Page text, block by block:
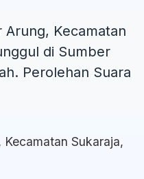
Kecamatan
di Sumber
Perolehan Suara
Kecamatan Sukaraja,